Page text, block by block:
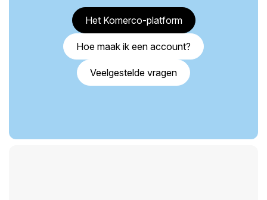
Het Komerco-platform
Hoe maak ik een account?
Veelgestelde vragen